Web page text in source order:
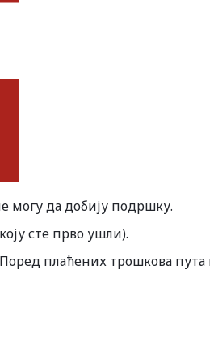
могу да добију подршку.
сте прво ушли).
плаћених трошкова пута